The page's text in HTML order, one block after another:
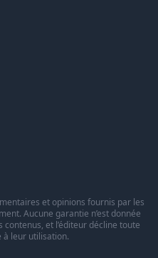
et opinions fournis par les
Aucune garantie n’est donnée
contenus, et l’éditeur décline toute
à leur utilisation.